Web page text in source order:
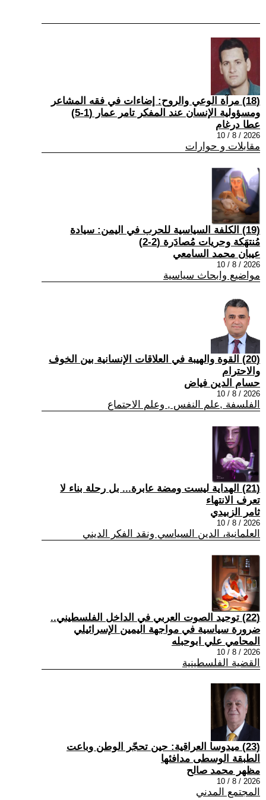
(18) مرآة الوعي والروح: إضاءات في فقه المشاعر
ومسؤولية الإنسان عند المفكر تامر عمار (1-5)
عطا درغام
2026 / 8 / 10
مقابلات و حوارات
(19) الكلفة السياسية للحرب في اليمن: سيادة
مُنتهَكة وحريات مُصادَرة (2-2)
عيبان محمد السامعي
2026 / 8 / 10
مواضيع وابحاث سياسية
(20) القوة والهيبة في العلاقات الإنسانية بين الخوف
والاحترام
حسام الدين فياض
2026 / 8 / 10
الفلسفة ,علم النفس , وعلم الاجتماع
(21) الهداية ليست ومضة عابرة... بل رحلة بناء لا
تعرف الانتهاء
ثامر الزبيدي
2026 / 8 / 10
العلمانية، الدين السياسي ونقد الفكر الديني
(22) توحيد الصوت العربي في الداخل الفلسطيني..
ضرورة سياسية في مواجهة اليمين الإسرائيلي
المحامي علي ابوحبله
2026 / 8 / 10
القضية الفلسطينية
(23) ميدوسا العراقية: حين تحجّر الوطن وباعت
الطبقة الوسطى مدافئها
مظهر محمد صالح
2026 / 8 / 10
المجتمع المدني